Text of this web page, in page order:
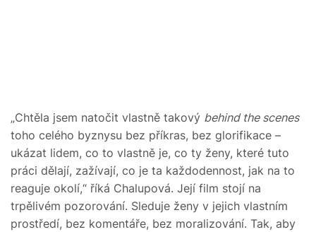
„Chtěla jsem natočit vlastně takový behind the scenes
toho celého byznysu bez příkras, bez glorifikace –
ukázat lidem, co to vlastně je, co ty ženy, které tuto
práci dělají, zažívají, co je ta každodennost, jak na to
reaguje okolí,“ říká Chalupová. Její film stojí na
trpělivém pozorování. Sleduje ženy v jejich vlastním
prostředí, bez komentáře, bez moralizování. Tak, aby